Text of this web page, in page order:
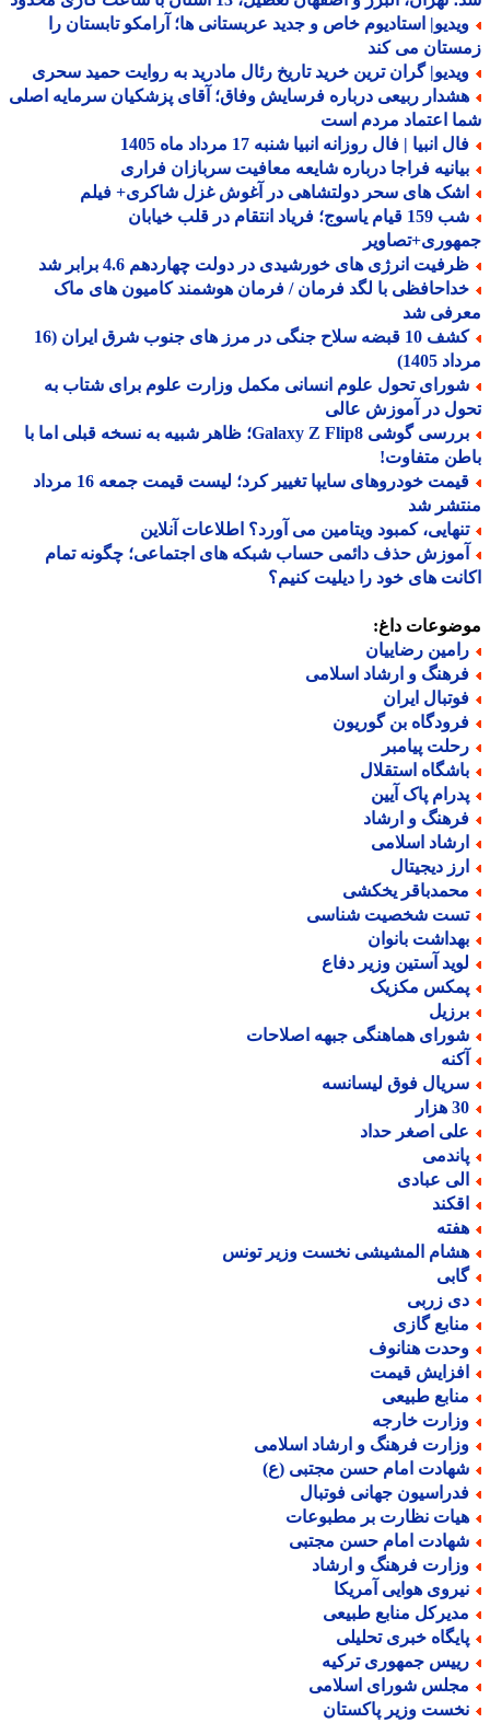
استادیوم خاص و جدید عربستانی ها؛ آرامکو تابستان را
می کند
گران ترین خرید تاریخ رئال مادرید به روایت حمید سحری
ربیعی درباره فرسایش وفاق؛ آقای پزشکیان سرمایه اصلی
اعتماد مردم است
انبیا | فال روزانه انبیا شنبه 17 مرداد ماه 1405
فراجا درباره شایعه معافیت سربازان فراری
های سحر دولتشاهی در آغوش غزل شاکری+ فیلم
شب 159 قیام یاسوج؛ فریاد انتقام در قلب خیابان
انرژی های خورشیدی در دولت چهاردهم 4.6 برابر شد
با لگد فرمان / فرمان هوشمند کامیون های ماک
شد
کشف 10 قبضه سلاح جنگی در مرز های جنوب شرق ایران (16
1405)
تحول علوم انسانی مکمل وزارت علوم برای شتاب به
در آموزش عالی
بررسی گوشی Galaxy Z Flip8؛ ظاهر شبیه به نسخه قبلی اما با
متفاوت!
قیمت خودروهای سایپا تغییر کرد؛ لیست قیمت جمعه 16 مرداد
شد
کمبود ویتامین می آورد؟ اطلاعات آنلاین
حذف دائمی حساب شبکه های اجتماعی؛ چگونه تمام
های خود را دیلیت کنیم؟
داغ:
رضاییان
و ارشاد اسلامی
ایران
بن گوریون
پیامبر
استقلال
پاک آیین
و ارشاد
اسلامی
دیجیتال
یخکشی
شخصیت شناسی
بانوان
آستین وزیر دفاع
مکزیک
هماهنگی جبهه اصلاحات
فوق لیسانسه
اصغر حداد
عبادی
المشیشی نخست وزیر تونس
زربی
گازی
هنانوف
قیمت
طبیعی
خارجه
فرهنگ و ارشاد اسلامی
امام حسن مجتبی (ع)
جهانی فوتبال
نظارت بر مطبوعات
امام حسن مجتبی
فرهنگ و ارشاد
هوایی آمریکا
منابع طبیعی
خبری تحلیلی
جمهوری ترکیه
شورای اسلامی
وزیر پاکستان